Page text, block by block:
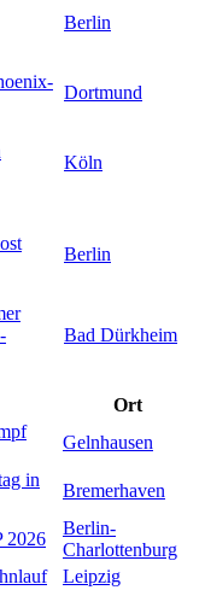
Berlin
Dortmund
Köln
Berlin
Bad Dürkheim
Ort
Gelnhausen
in
Bremerhaven
2026
Berlin-
Charlottenburg
Leipzig